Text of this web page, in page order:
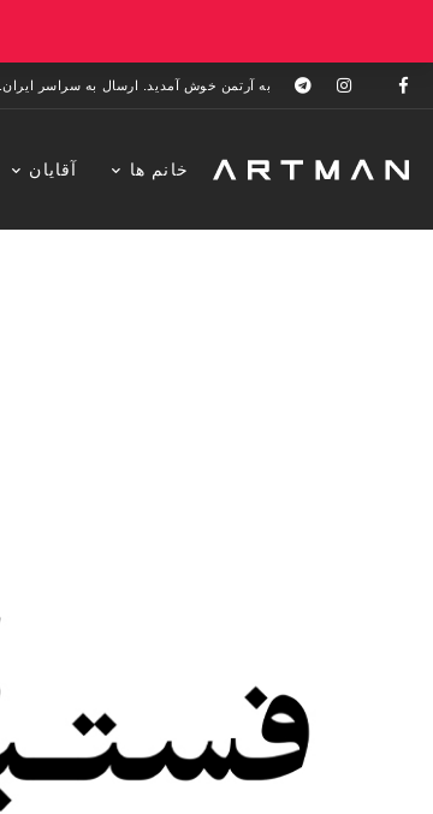
به آرتمن خوش آمدید. ارسال به سراسر ایران. 7 روز فرصت تست در منزل. 1 سال خدمات پس از فروش.
خانم ها آقایان